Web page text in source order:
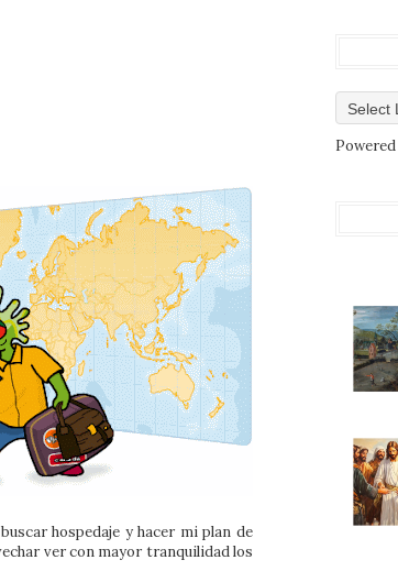
hospedaje y hacer mi plan de
ver con mayor tranquilidad los